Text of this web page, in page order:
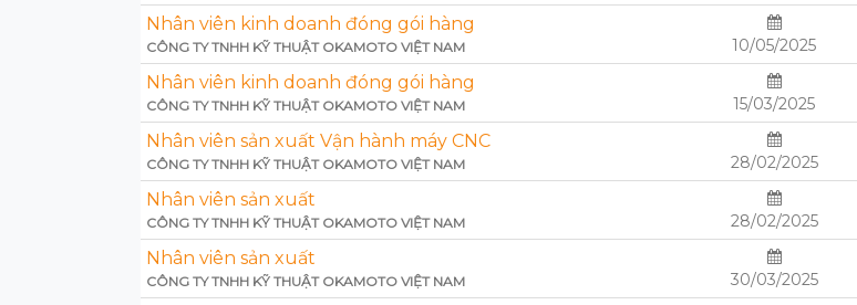
Nhân viên kinh doanh đóng gói hàng
CÔNG TY TNHH KỸ THUẬT OKAMOTO VIỆT NAM 10/05/2025
Nhân viên kinh doanh đóng gói hàng
CÔNG TY TNHH KỸ THUẬT OKAMOTO VIỆT NAM 15/03/2025
Nhân viên sản xuất Vận hành máy CNC
CÔNG TY TNHH KỸ THUẬT OKAMOTO VIỆT NAM 28/02/2025
Nhân viên sản xuất
CÔNG TY TNHH KỸ THUẬT OKAMOTO VIỆT NAM 28/02/2025
Nhân viên sản xuất
CÔNG TY TNHH KỸ THUẬT OKAMOTO VIỆT NAM 30/03/2025